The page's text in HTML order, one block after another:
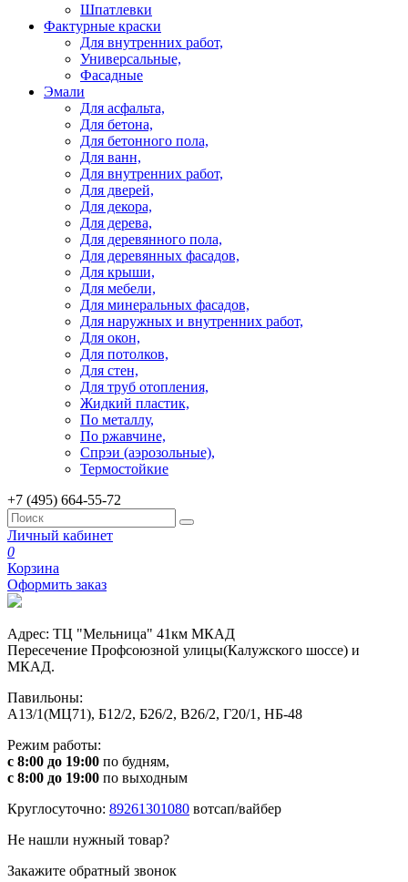
Шпатлевки
Фактурные краски
Для внутренних работ,
Универсальные,
Фасадные
Эмали
Для асфальта,
Для бетона,
Для бетонного пола,
Для ванн,
Для внутренних работ,
Для дверей,
Для декора,
Для дерева,
Для деревянного пола,
Для деревянных фасадов,
Для крыши,
Для мебели,
Для минеральных фасадов,
Для наружных и внутренних работ,
Для окон,
Для потолков,
Для стен,
Для труб отопления,
Жидкий пластик,
По металлу,
По ржавчине,
Спрэи (аэрозольные),
Термостойкие
+7 (495) 664-55-72
Личный кабинет
0
Корзина
Оформить заказ
Адрес: ТЦ "Мельница" 41км МКАД
Пересечение Профсоюзной улицы(Калужского шоссе) и
МКАД.
Павильоны:
А13/1(МЦ71), Б12/2, Б26/2, В26/2, Г20/1, НБ-48
Режим работы:
с 8:00 до 19:00 по будням,
с 8:00 до 19:00 по выходным
Круглосуточно: 89261301080 вотсап/вайбер
Не нашли нужный товар?
Закажите обратный звонок